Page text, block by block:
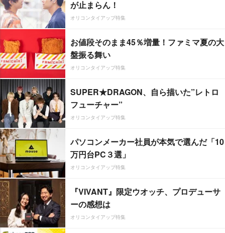
が止まらん！
オリコンタイアップ特集
お値段そのまま45％増量！ファミマ夏の大
盤振る舞い
オリコンタイアップ特集
SUPER★DRAGON、自ら描いた”レトロ
フューチャー”
オリコンタイアップ特集
パソコンメーカー社員が本気で選んだ「10
万円台PC３選」
オリコンタイアップ特集
『VIVANT』限定ウオッチ、プロデューサ
ーの感想は
オリコンタイアップ特集